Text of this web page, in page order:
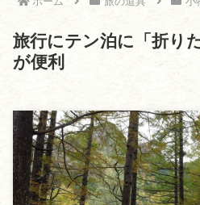
旅行にテン泊に「折り
が便利